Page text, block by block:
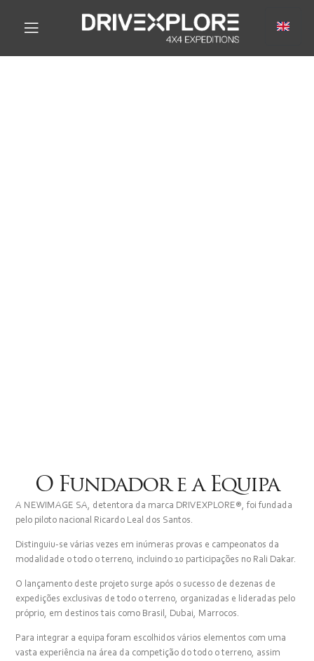
O Fundador e a Equipa
A NEWIMAGE SA, detentora da marca DRIVEXPLORE®, foi fundada
pelo piloto nacional Ricardo Leal dos Santos.
Distinguiu-se várias vezes em inúmeras provas e campeonatos da
modalidade o todo o terreno, incluindo 10 participações no Rali Dakar.
O lançamento deste projeto surge após o sucesso de dezenas de
expedições exclusivas de todo o terreno, organizadas e lideradas pelo
próprio, em destinos tais como Brasil, Dubai, Marrocos.
Para integrar a equipa foram escolhidos vários elementos com uma
vasta experiência na área da competição do todo o terreno, assim